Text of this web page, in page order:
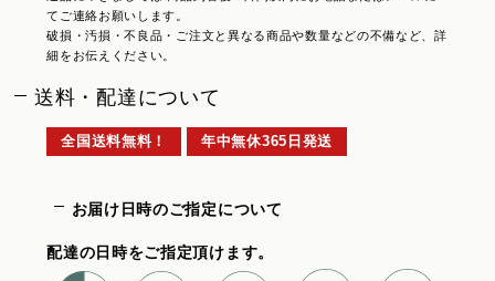
てご連絡お願いします。
破損・汚損・不良品・ご注文と異なる商品や数量などの不備など、詳
細をお伝えください。
送料・配達について
全国送料無料！ 年中無休365日発送
お届け日時のご指定について
配達の日時をご指定頂けます。